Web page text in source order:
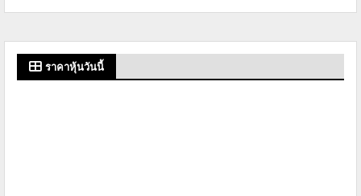
ราคาหุ้นวันนี้